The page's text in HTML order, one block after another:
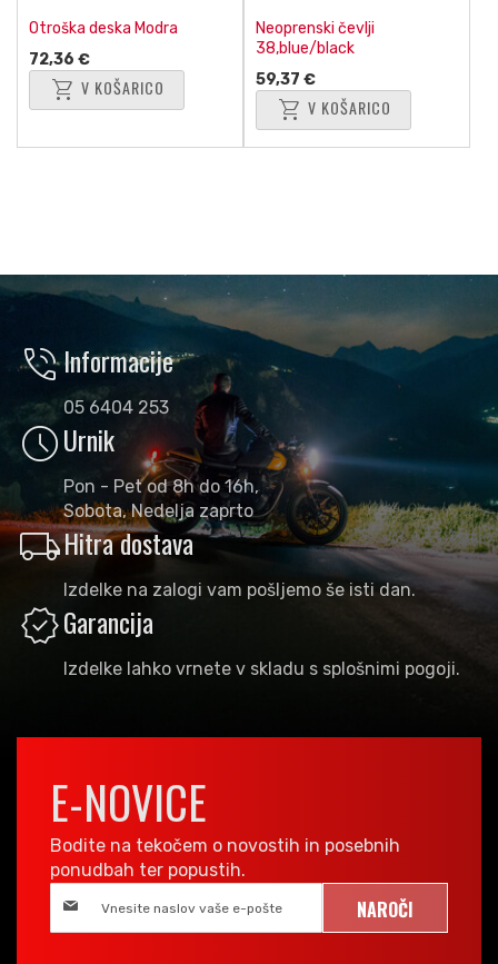
Otroška deska Modra
72,36 €
shopping_cart V KOŠARICO
Neoprenski čevlji
38,blue/black
59,37 €
shopping_cart V KOŠARICO
phone_in_talkInformacije
05 6404 253
scheduleUrnik
Pon - Pet od 8h do 16h,
Sobota, Nedelja zaprto
local_shippingHitra dostava
Izdelke na zalogi vam pošljemo še isti dan.
verifiedGarancija
Izdelke lahko vrnete v skladu s splošnimi pogoji.
E-NOVICE
Bodite na tekočem o novostih in posebnih
ponudbah ter popustih.
NAROČI